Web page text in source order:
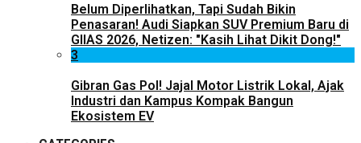
Belum Diperlihatkan, Tapi Sudah Bikin
Penasaran! Audi Siapkan SUV Premium Baru di
GIIAS 2026, Netizen: "Kasih Lihat Dikit Dong!"
3
Gibran Gas Pol! Jajal Motor Listrik Lokal, Ajak
Industri dan Kampus Kompak Bangun
Ekosistem EV